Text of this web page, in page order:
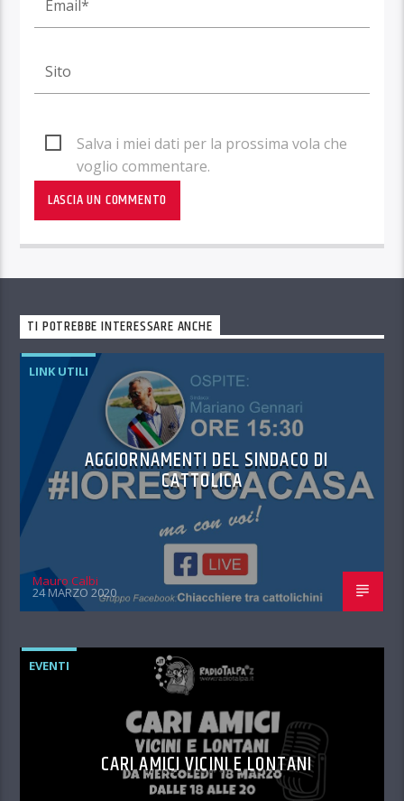
Salva i miei dati per la prossima vola che
voglio commentare.
TI POTREBBE INTERESSARE ANCHE
LINK UTILI
AGGIORNAMENTI DEL SINDACO DI
CATTOLICA
Mauro Calbi
24 MARZO 2020
EVENTI
CARI AMICI VICINI E LONTANI